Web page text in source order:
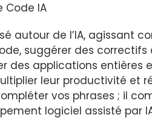
Code IA
autour de l’IA, agissant
suggérer des correctifs
des applications entières
leur productivité et
vos phrases ; il
logiciel assisté par